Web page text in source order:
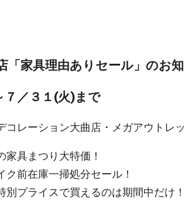
「家具理由ありセール」のお
７／３１(火)まで
コレーション大曲店・メガアウトレ
家具まつり大特価！
ク前在庫一掃処分セール！
別プライスで買えるのは期間中だけ！